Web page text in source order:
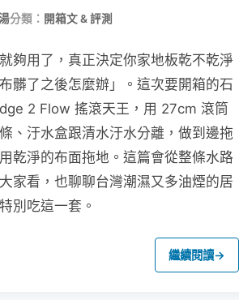
分類： 開箱文 & 評測
夠用了，真正決定你家地板乾不乾淨
髒了之後怎麼辦」。這次要開箱的石
2 Flow 搖滾天王，用 27cm 滾筒
、汙水盒跟清水汙水分離，做到邊拖
乾淨的布面拖地。這篇會從整條水路
家看，也聊聊台灣潮濕又多油煙的居
別吃這一套。
繼續閱讀→